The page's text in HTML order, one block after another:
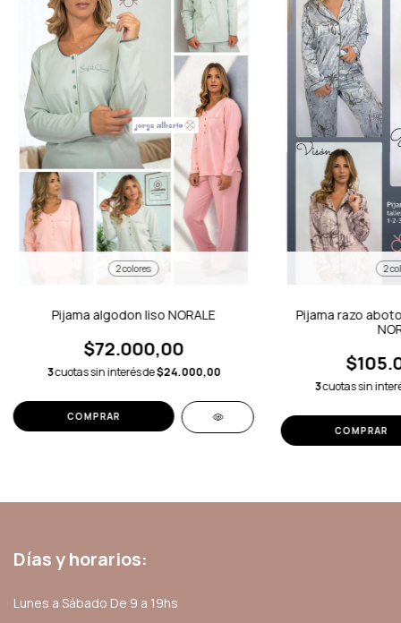
2 colores
Pijama algodon liso NORALE
$72.000,00
3cuotas sin interés de$24.000,00
COMPRAR
2
Pijama razo
3cuotas sin
COMPRAR
Días y horarios:
Lunes a Sábado De 9 a 19hs